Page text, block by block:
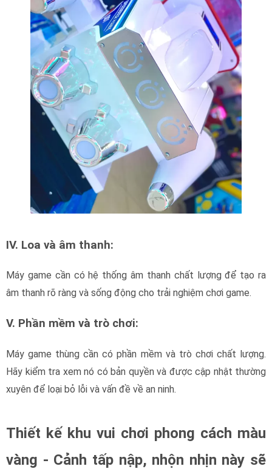
IV. Loa và âm thanh:
Máy game cần có hệ thống âm thanh chất lượng để tạo ra
âm thanh rõ ràng và sống động cho trải nghiệm chơi game.
V. Phần mềm và trò chơi:
Máy game thùng cần có phần mềm và trò chơi chất lượng.
Hãy kiểm tra xem nó có bản quyền và được cập nhật thường
xuyên để loại bỏ lỗi và vấn đề về an ninh.
Thiết kế khu vui chơi phong cách màu
vàng - Cảnh tấp nập, nhộn nhịn này sẽ